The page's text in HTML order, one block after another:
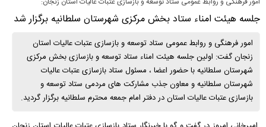
جلسه هیئت امناء ستاد بخش مرکزی شهرستان سلطانیه برگزار شد
امور فرهنگی و روابط عمومی ستاد توسعه و بازسازی عتبات عالیات استان
زنجان گفت: اولین جلسه هیئت امناء ستاد توسعه و بازسازی بخش مرکزی
شهرستان سلطانیه با حضور اعضا ، مسئول ستاد بازسازی عتبات عالیات
شهرستان سلطانیه و معاون جذب مشارکت های مردمی ستاد توسعه و
بازسازی عتبات عالیات استان در دفتر امام جمعه محترم سلطانیه برگزار گردید.